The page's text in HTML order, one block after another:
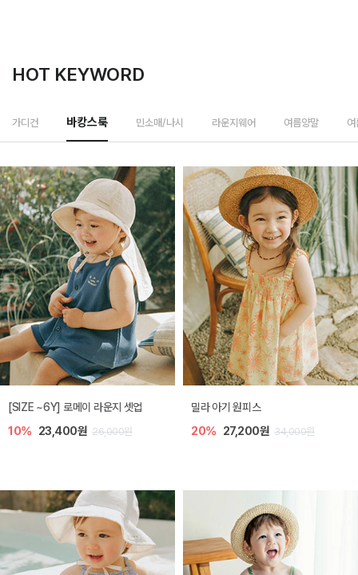
HOT KEYWORD
가디건 바캉스룩 민소매/나시 라운지웨어 여름양말
엘리오 아기 블라우스
20% 21,600원 27,000원
엘로디 니트 아기 뷔스티에
20% 21,600원 27,000원